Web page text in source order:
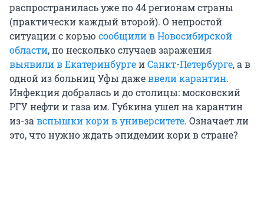
распространилась уже по 44 регионам страны
(практически каждый второй). О непростой
ситуации с корью сообщили в Новосибирской
области, по несколько случаев заражения
выявили в ЕкатеринбургеиСанкт-Петербурге, а в
одной из больниц Уфы дажеввели карантин.
Инфекция добралась и до столицы: московский
РГУ нефти и газа им. Губкина ушел на карантин
из-за вспышки кори в университете. Означает ли
это, что нужно ждать эпидемии кори в стране?